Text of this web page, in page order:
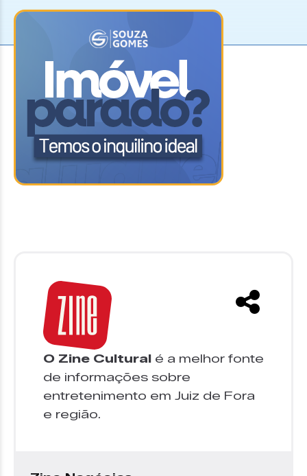
O Zine Cultural é a melhor fonte
de informações sobre
entretenimento em Juiz de Fora
e região.